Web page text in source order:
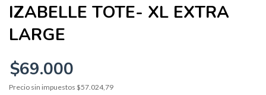
IZABELLE TOTE- XL EXTRA
LARGE
$69.000
Precio sin impuestos $57.024,79